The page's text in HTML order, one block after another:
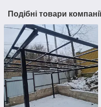
Подібні товари